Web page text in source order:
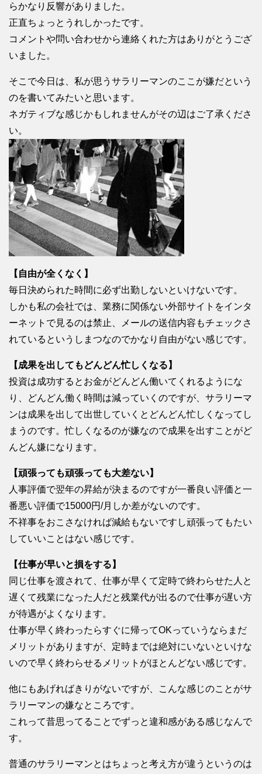
らかなり反響がありました。
正直ちょっとうれしかったです。
コメントや問い合わせから連絡くれた方はありがとうござ
いました。
そこで今日は、私が思うサラリーマンのここが嫌だという
のを書いてみたいと思います。
ネガティブな感じかもしれませんがその辺はご了承くださ
い。
【自由が全くなく】
毎日決められた時間に必ず出勤しないといけないです。
しかも私の会社では、業務に関係ない外部サイトをインタ
ーネットで見るのは禁止、メールの送信内容もチェックさ
れているというしまつなのでかなり自由がない感じです。
【成果を出してもどんどん忙しくなる】
投資は成功するとお金がどんどん働いてくれるようにな
り、どんどん働く時間は減っていくのですが、サラリーマ
ンは成果を出して出世していくとどんどん忙しくなってし
まうのです。忙しくなるのが嫌なので成果を出すことがど
んどん嫌になります。
【頑張っても頑張っても大差ない】
人事評価で翌年の昇給が決まるのですが一番良い評価と一
番悪い評価で15000円/月しか差がないのです。
不祥事をおこさなければ減給もないですし頑張ってもたい
していいことはない感じです。
【仕事が早いと損をする】
同じ仕事を渡されて、仕事が早くて定時で終わらせた人と
遅くて残業になった人だと残業代が出るので仕事が遅い方
が待遇がよくなります。
仕事が早く終わったらすぐに帰ってOKっていうならまだ
メリットがありますが、定時までは絶対にいないといけな
いので早く終わらせるメリットがほとんどない感じです。
他にもあげればきりがないですが、こんな感じのことがサ
ラリーマンの嫌なところです。
これって昔思ってることでずっと違和感がある感じなんで
す。
普通のサラリーマンとはちょっと考え方が違うというのは